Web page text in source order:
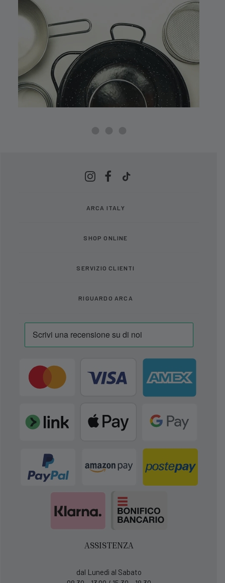
ARCA ITALY
SHOP ONLINE
SERVIZIO CLIENTI
RIGUARDO ARCA
ASSISTENZA
dal Lunedì al Sabato